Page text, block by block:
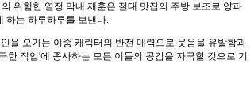
위험한 열정 막내 재훈은 절대 맛집의 주방 보조로 양파
하는 하루하루를 보낸다.
을 오가는 이중 캐릭터의 반전 매력으로 웃음을 유발함과
한 직업'에 종사하는 모든 이들의 공감을 자극할 것으로 기